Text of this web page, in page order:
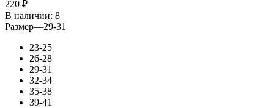
220 ₽
В наличии: 8
Размер—29-31
23-25
26-28
29-31
32-34
35-38
39-41